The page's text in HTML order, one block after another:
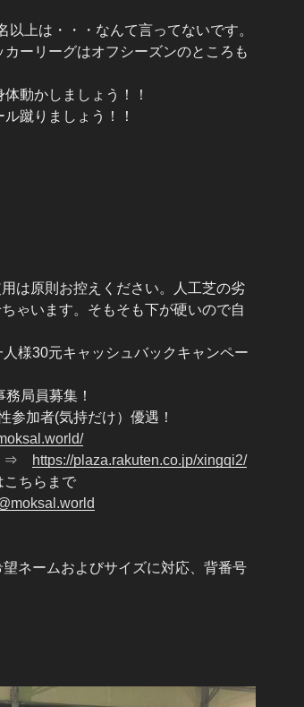
上は・・・なんて言ってないです。
ーリーグはオフシーズンのところも
動かしましょう！！
蹴りましょう！！
は原則お控えください。人工芝の劣
ゃいます。そもそも下が硬いので自
様30元キャッシュバックキャンペー
局員募集！
加者(気持だけ）優遇！
⇒
https://plaza.rakuten.co.jp/xingqi2/
こちらまで
ームおよびサイズに対応、背番号